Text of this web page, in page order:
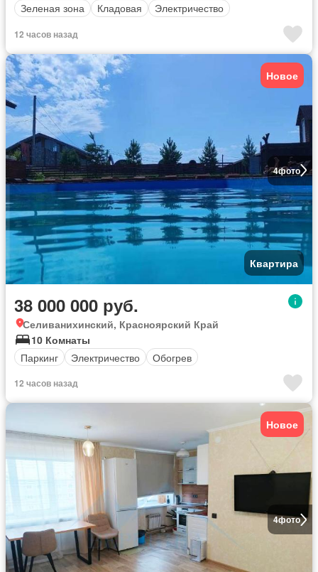
Зеленая зона
Кладовая Электричество
12 часов назад
4фото
Новое
Квартира
38 000 000 руб.
Селиванихинский, Красноярский Край
10 Комнаты
Паркинг
Электричество Обогрев
12 часов назад
4фото
Новое